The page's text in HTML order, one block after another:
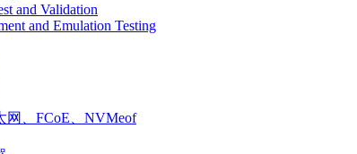
and Validation
and Emulation Testing
网、FCoE、NVMeof